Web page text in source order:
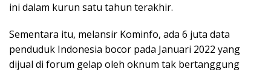
ini dalam kurun satu tahun terakhir.
Sementara itu, melansir Kominfo, ada 6 juta data
penduduk Indonesia bocor pada Januari 2022 yang
dijual di forum gelap oleh oknum tak bertanggung